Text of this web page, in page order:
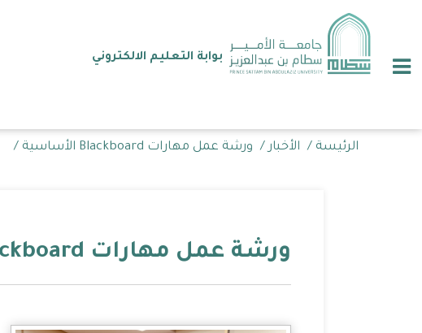
بوابة التعليم الالكتروني
Breadcrumb
الرئيسة / الأخبار / ورشة عمل مهارات Blackboard الأساسية /
ورشة عمل مهارات Blackboard الأساسية